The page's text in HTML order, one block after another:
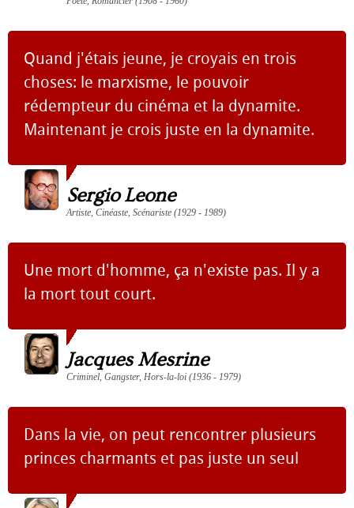
Quand j'étais jeune, je croyais en trois
choses: le marxisme, le pouvoir
rédempteur du cinéma et la dynamite.
Maintenant je crois juste en la dynamite.
Sergio Leone
Artiste, Cinéaste, Scénariste (1929 - 1989)
Une mort d'homme, ça n'existe pas. Il y a
la mort tout court.
Jacques Mesrine
Criminel, Gangster, Hors-la-loi (1936 - 1979)
Dans la vie, on peut rencontrer plusieurs
princes charmants et pas juste un seul